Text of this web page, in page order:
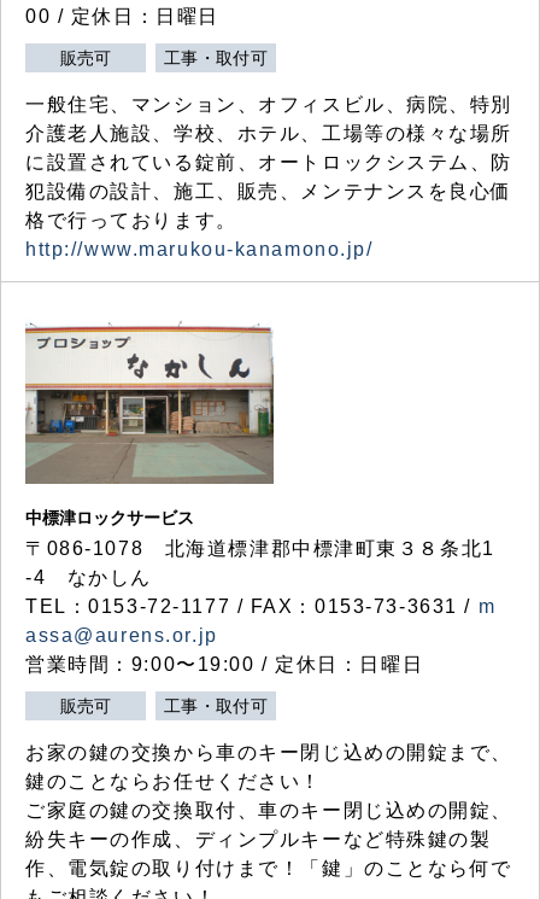
00 / 定休日：日曜日
販売可 工事・取付可
一般住宅、マンション、オフィスビル、病院、特別
介護老人施設、学校、ホテル、工場等の様々な場所
に設置されている錠前、オートロックシステム、防
犯設備の設計、施工、販売、メンテナンスを良心価
格で行っております。
http://www.marukou-kanamono.jp/
中標津ロックサービス
〒086-1078 北海道標津郡中標津町東３８条北1
-4 なかしん
TEL：0153-72-1177 / FAX：0153-73-3631 / m
assa@aurens.or.jp
営業時間：9:00〜19:00 / 定休日：日曜日
販売可 工事・取付可
お家の鍵の交換から車のキー閉じ込めの開錠まで、
鍵のことならお任せください！
ご家庭の鍵の交換取付、車のキー閉じ込めの開錠、
紛失キーの作成、ディンプルキーなど特殊鍵の製
作、電気錠の取り付けまで！「鍵」のことなら何で